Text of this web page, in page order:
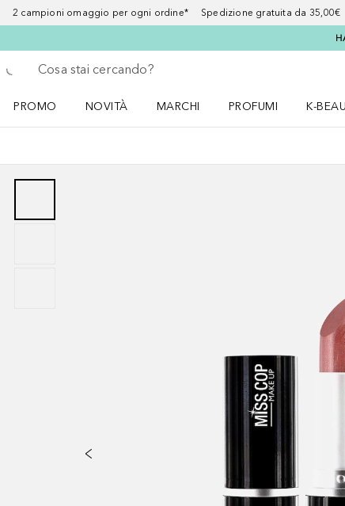
2 campioni omaggio per ogni ordine* Spedizione gratuita da 35,00€
Torna indietro
Esegui ricerca
PROMO
NOVITÀ
MARCHI
PROFUMI
K-